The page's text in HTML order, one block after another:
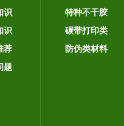
识
识
荐
题
特种不干胶
碳带打印类
防伪类材料